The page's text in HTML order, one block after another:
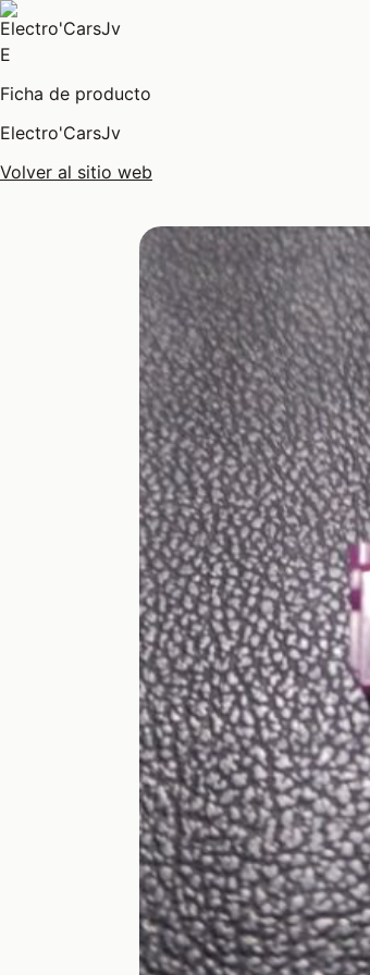
E
Ficha de producto
Electro'CarsJv
Volver al sitio web